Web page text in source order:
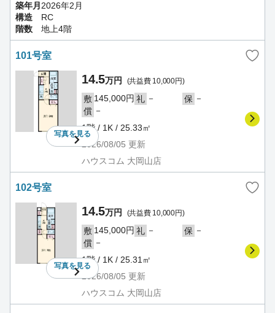
築年月 2026年2月
構造
RC
階数
地上4階
101号室
写真を見る
14.5万円 (共益費 10,000円)
敷 145,000円 礼 － 保 －
償 －
1階 / 1K / 25.33㎡
2026/08/05 更新
ハウスコム 大岡山店
102号室
写真を見る
14.5万円 (共益費 10,000円)
敷 145,000円 礼 － 保 －
償 －
1階 / 1K / 25.31㎡
2026/08/05 更新
ハウスコム 大岡山店